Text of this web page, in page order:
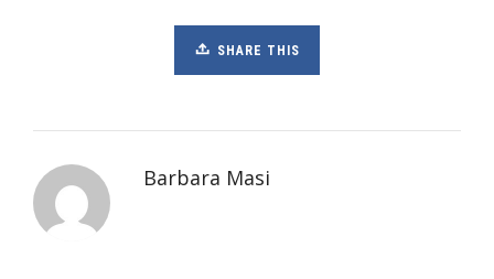
SHARE THIS
Barbara Masi